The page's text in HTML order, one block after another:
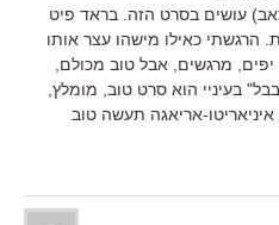
עושים בסרט הזה. בראד פיט
הרגשתי כאילו מישהו עצר אותו
מרגשים, אבל טוב מכולם,
בעיניי הוא סרט טוב, מומלץ,
אריאגה תעשה טוב